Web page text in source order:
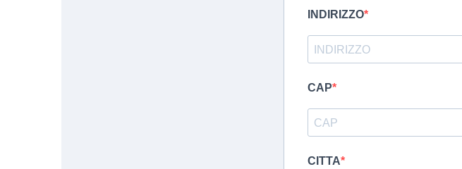
INDIRIZZO
CAP
CITTA